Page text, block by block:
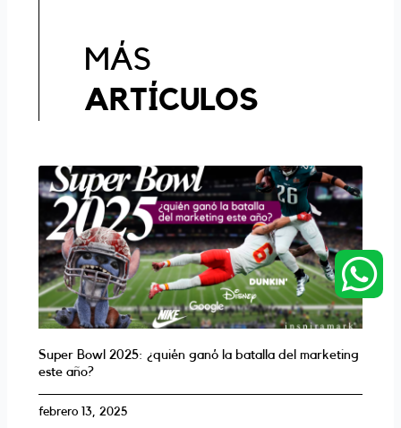
MÁS
ARTÍCULOS
Super Bowl 2025: ¿quién ganó la batalla del marketing
este año?
febrero 13, 2025
W
h
a
t